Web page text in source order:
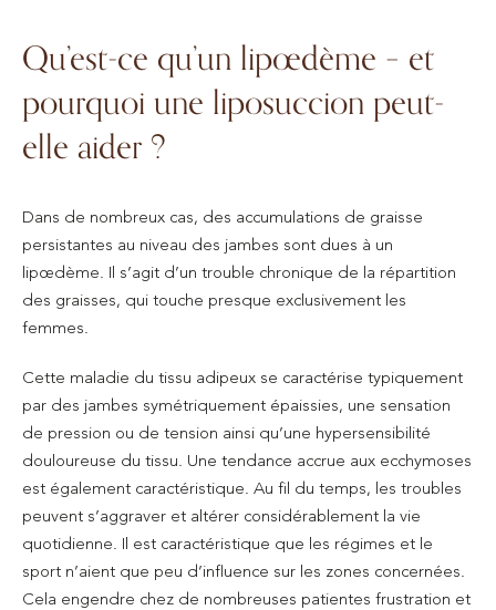
Qu’est-ce qu’un lipœdème – et
pourquoi une liposuccion peut-
elle aider ?
Dans de nombreux cas, des accumulations de graisse
persistantes au niveau des jambes sont dues à un
lipœdème. Il s’agit d’un trouble chronique de la répartition
des graisses, qui touche presque exclusivement les
femmes.
Cette maladie du tissu adipeux se caractérise typiquement
par des jambes symétriquement épaissies, une sensation
de pression ou de tension ainsi qu’une hypersensibilité
douloureuse du tissu. Une tendance accrue aux ecchymoses
est également caractéristique. Au fil du temps, les troubles
peuvent s’aggraver et altérer considérablement la vie
quotidienne. Il est caractéristique que les régimes et le
sport n’aient que peu d’influence sur les zones concernées.
Cela engendre chez de nombreuses patientes frustration et